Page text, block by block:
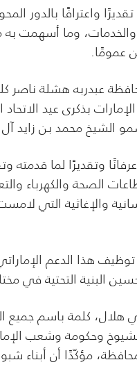
واعترافًا بالدور
والخدمات، وما أسهمت
عمومًا.
عبدربه هشلة
بذكرى عيد
الشيخ محمد بن زايد
وتقديرًا لما قدمته
والكهرباء
والإغاثية التي
هذا الدعم
البنية التحتية في
كلمة باسم جميع
وحكومة وشعب
مؤكّدًا أن أبناء